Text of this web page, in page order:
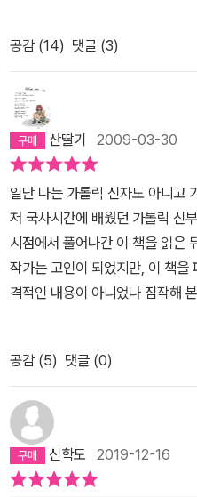
어 있었다. 일본에 도착한 신부
려 마카오에 머물 수밖에 없었다.
문이 무엇인지 보자. 일본에서만
알고 있다. 말 그대로 구덩이를
낀 후 그 위에다 사람을 거적에
로 매단다. 머리에 오물에 닿는
로 매달아놓으면 피가 머리로 쏠
죽고 만다. 그래 귀 뒤쪽에 조그
뚫린 작은 구멍을 통해 몸 밖으로
시간동안, 며칠 동안 죽지 않을
대로 고문이다. 극도의 고통, 아픔
려움’의 시간을 보내면서 서서히
어 죽이는 참형이 없었던 건 아
예수귀신을 믿는 독종들에게 베
주지 못하는 걸 알고 새로운 방법
키나카, 우리식 발음으로 소서행
로 건너가 천주교에 귀의한 쥴리
데(소서행장 자신이 천주교인이
기에 몸을 꽁꽁 묶는다. 이 책에서
어서 고문하라, 자신들이 신봉하
대답했습니다. 관리들은 이 의연
들 머리 위에 부었습니다. 그것도
멍을 몇 개 뚫어, 고통이 오래가
문에도 불구하고 성직자들과 신
지 않는데, 이러다 온천물이 말라
수령은 일단 고문을 중단하고 이
부는 그리스도교의 '성스러운 가
결말을 얻었다면서 굽히지 않는
낸다.그러나 어느 순간부터 이런
기야 그가 '구덩이 속에 달아매는
는 '단순히 한 개인의 좌절이 아
적인 패배'(p.15)이기에 위험을 무
한다.또한 1637년 포르투갈에서
하려고 하는데, 이들은 수도원에
던 그의 제자들로 자신들의 은사
사건의 진상을 직접 확인하기 위
발한다.7월 25일 아프리카 남단
서 그 무거움 때문에 리뷰를 쓰지
잔상들이 모두 사라지기 전에 기
부가 전국을 통일한 시절, 막부는
한다. 만민평등을 주장하는 기독
위를 차지하는 기존 질서에 대한
이었던 나가사키의 수령 이노우
에 무익하다고 판단하고, 해외에
게 제한하고 기존 신자들을 박해
이름으로 알려진 배교와 구덩이
노우에의 악명은 소설의 주인공
갈에까지 널리 알려져 있을 정도
정도로 동방의 모범 선교지역이
진 것일까. 게다가 그리스도에
않을 신념의 사나이였던 페레이
향해 목숨을 건 항해에 나서게 된
있는 인도 고아와 중국 마카오를
란치스코 가르페 신부는 일본 도
래 의기투합했던 세 명 중, 호안테
공감 (14) 댓글 (3)
산딸기 2009-03-30
일단 나는 가톨릭 신자도 아니고
저 국사시간에 배웠던 가톨릭 신
시점에서 풀어나간 이 책을 읽은
작가는 고인이 되었지만, 이 책을
격적인 내용이 아니었나 짐작해
품 그 이상의 의미가 있을 듯 싶
저 깊숙한 곳에있는 원초적인 생
고통을 느끼고, 생각해 볼 수 있
시 당신이었다면 이 책에서의 이
로드리고에 이입시켜 보자... 크
만 읽는내내 무거운 내용에서 청
었다.
공감 (5) 댓글 (0)
신학도 2019-12-16